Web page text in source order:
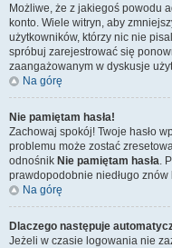
Możliwe, że z jakiegoś powodu
konto. Wiele witryn, aby
użytkowników, którzy nic nie
spróbuj zarejestrować się
zaangażowanym w dyskusje
Na górę
Nie pamiętam hasła!
Zachowaj spokój! Twoje hasło
problemu może zostać
odnośnik Nie pamiętam hasła.
prawdopodobnie niedługo
Na górę
Dlaczego następuje
Jeżeli w czasie logowania nie